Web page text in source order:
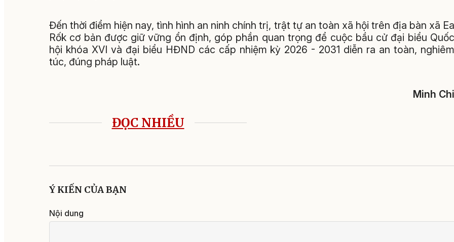
Đến thời điểm hiện nay, tình hình an ninh chính trị, trật tự an toàn xã hội trên địa bàn xã Ea
Rốk cơ bản được giữ vững ổn định, góp phần quan trọng để cuộc bầu cử đại biểu Quốc
hội khóa XVI và đại biểu HĐND các cấp nhiệm kỳ 2026 - 2031 diễn ra an toàn, nghiêm
túc, đúng pháp luật.
Minh Chi
ĐỌC NHIỀU
Ý KIẾN CỦA BẠN
Nội dung